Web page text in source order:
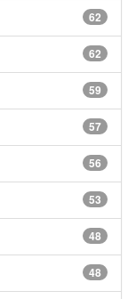
62
62
59
57
56
53
48
48